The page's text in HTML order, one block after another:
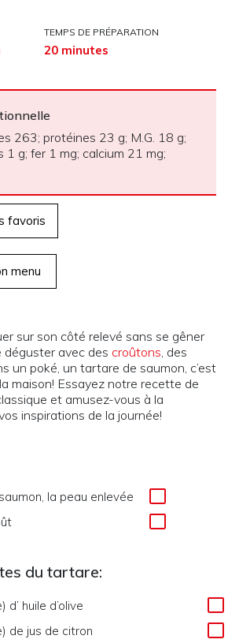
TEMPS DE PRÉPARATION
20 minutes
263; protéines 23 g; M.G. 18 g;
1 g; fer 1 mg; calcium 21 mg;
favoris
menu
sur son côté relevé sans se gêner
déguster avec des croûtons, des
un poké, un tartare de saumon, c’est
maison! Essayez notre recette de
et amusez-vous à la
inspirations de la journée!
la peau enlevée
du tartare:
d’ huile d’olive
de jus de citron